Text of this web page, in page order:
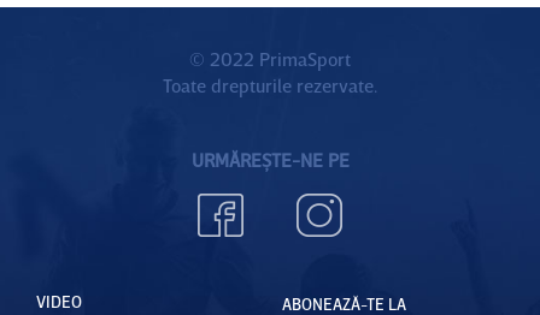
© 2022 PrimaSport
Toate drepturile rezervate.
URMĂREȘTE-NE PE
VIDEO
ABONEAZĂ-TE LA